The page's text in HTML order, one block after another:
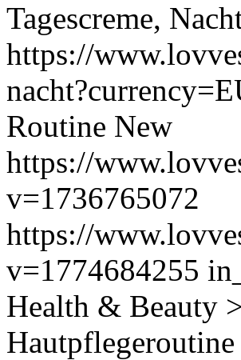
Tagescreme,
https://
Routine New
https://
v=1736765072
https://
v=1774684255
Health & Beauty